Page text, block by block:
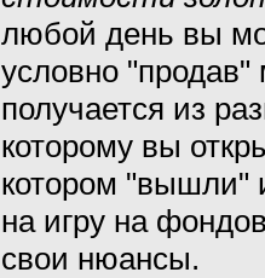
любой день вы
условно "продав"
получается из
которому вы
котором "вышли"
на игру на
свои нюансы.